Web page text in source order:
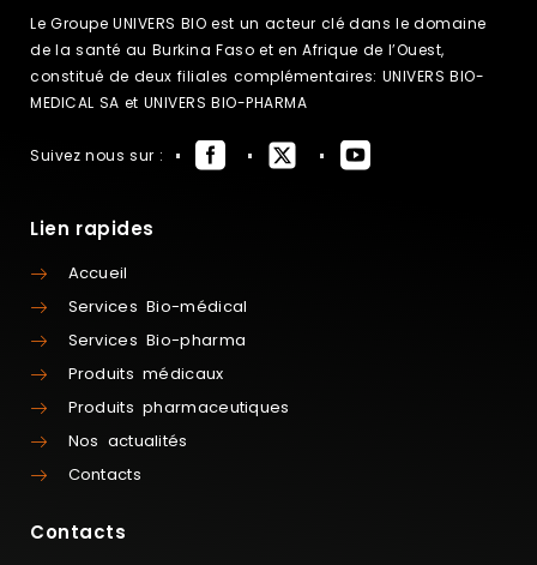
Le Groupe UNIVERS BIO est un acteur clé dans le domaine
de la santé au Burkina Faso et en Afrique de l’Ouest,
constitué de deux filiales complémentaires: UNIVERS BIO-
MEDICAL SA et UNIVERS BIO-PHARMA
Suivez nous sur :
Lien rapides
Accueil
Services Bio-médical
Services Bio-pharma
Produits médicaux
Produits pharmaceutiques
Nos actualités
Contacts
Contacts